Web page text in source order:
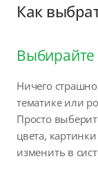
Как
Выбирайте
Ничего
тематике или
Просто
цвета,
изменить в